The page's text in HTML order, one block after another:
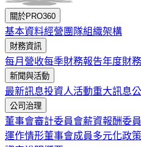
關於PRO360
基本資料經營團隊組織架構
財務資訊
每月營收每季財務報告年度財
新聞與活動
最新訊息投資人活動重大訊息
公司治理
董事會審計委員會薪資報酬委
運作情形董事會成員多元化政